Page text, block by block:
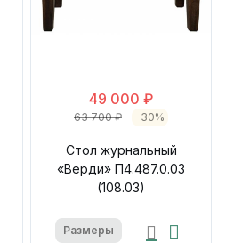
49 000 ₽
63 700 ₽ -30%
Стол журнальный
«Верди» П4.487.0.03
(108.03)
Размеры